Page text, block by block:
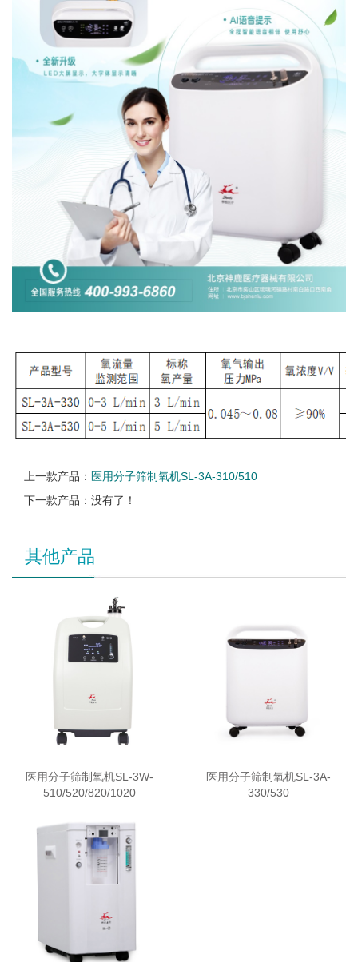
上一款产品： 医用分子筛制氧机SL-3A-310/510
下一款产品：没有了！
其他产品
医用分子筛制氧机SL-3W-
510/520/820/1020
医用分子筛制氧机SL-3A-
330/530